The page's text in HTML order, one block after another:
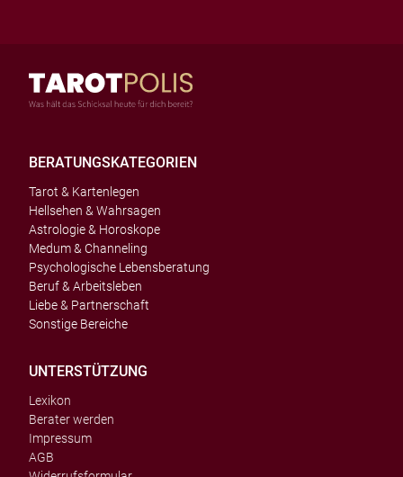
BERATUNGSKATEGORIEN
Tarot & Kartenlegen
Hellsehen & Wahrsagen
Astrologie & Horoskope
Medum & Channeling
Psychologische Lebensberatung
Beruf & Arbeitsleben
Liebe & Partnerschaft
Sonstige Bereiche
UNTERSTÜTZUNG
Lexikon
Berater werden
Impressum
AGB